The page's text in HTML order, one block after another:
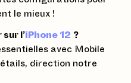
le mieux !
l’iPhone 12 ?
avec Mobile
direction notre